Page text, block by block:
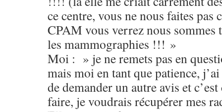
ce centre, vous ne nous faites
CPAM vous verrez nous sommes
les mammographies !!! »
Moi : » je ne remets pas en
mais moi en tant que patience,
de demander un autre avis et
faire, je voudrais récupérer mes